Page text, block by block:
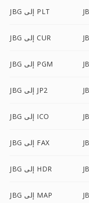
JBG إلى PLT
JBG إلى CUR
JBG إلى PGM
JBG إلى JP2
JBG إلى ICO
JBG إلى FAX
JBG إلى HDR
JBG إلى MAP